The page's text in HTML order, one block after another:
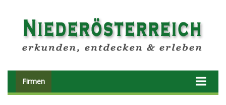
Firmen